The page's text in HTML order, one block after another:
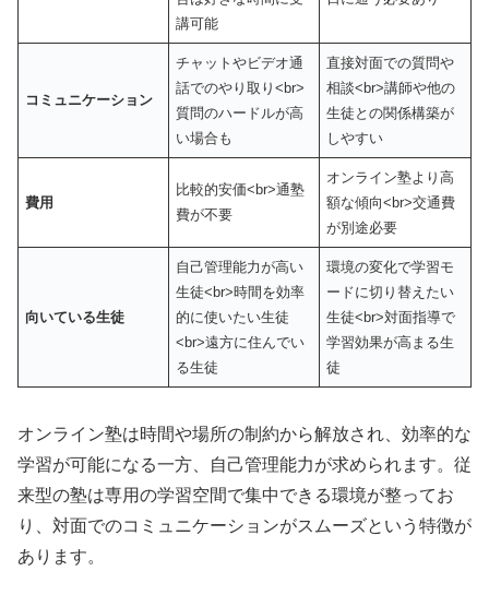
講可能
コミュニケーション
チャットやビデオ通
話でのやり取り<br>
質問のハードルが高
い場合も
直接対面での質問や
相談<br>講師や他の
生徒との関係構築が
しやすい
費用
比較的安価<br>通塾
費が不要
オンライン塾より高
額な傾向<br>交通費
が別途必要
向いている生徒
自己管理能力が高い
生徒<br>時間を効率
的に使いたい生徒
<br>遠方に住んでい
る生徒
環境の変化で学習モ
ードに切り替えたい
生徒<br>対面指導で
学習効果が高まる生
徒
オンライン塾は時間や場所の制約から解放され、効率的な
学習が可能になる一方、自己管理能力が求められます。従
来型の塾は専用の学習空間で集中できる環境が整ってお
り、対面でのコミュニケーションがスムーズという特徴が
あります。